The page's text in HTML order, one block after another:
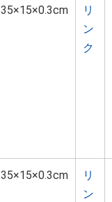
35×15×0.3cm
リ
ン
ク
35×15×0.3cm
リ
ン